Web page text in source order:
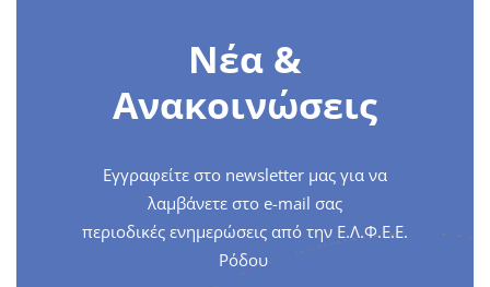
Νέα &
Ανακοινώσεις
Εγγραφείτε στο newsletter μας για να
λαμβάνετε στο e-mail σας
περιοδικές ενημερώσεις από την Ε.Λ.Φ.Ε.Ε.
Ρόδου